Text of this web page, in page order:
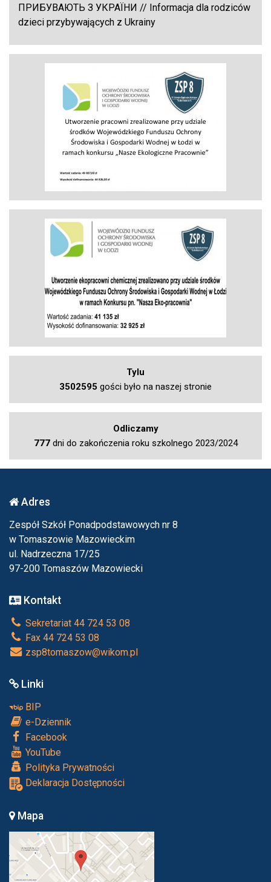
ПРИБУВАЮТЬ З УКРАЇНИ // Informacja dla rodziców
dzieci przybywających z Ukrainy
Tylu
3502595 gości było na naszej stronie
Odliczamy
777dni do zakończenia roku szkolnego 2023/2024
Adres
Zespół Szkół Ponadpodstawowych nr 8
w Tomaszowie Mazowieckim
ul. Nadrzeczna 17/25
97-200 Tomaszów Mazowiecki
Kontakt
Sekretariat 44 724 53 08
Fax 44 724 53 08
zsp8tomaszow@wikom.pl
Linki
BIP
e-Dziennik
Facebook
YouTube
Polityka Prywatności
Deklaracja Dostępności
Mapa